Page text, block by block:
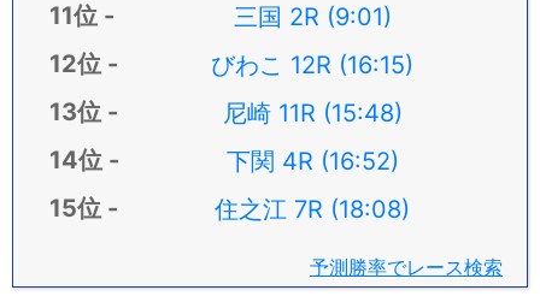
三国 2R (9:01)
びわこ 12R (16:15)
尼崎 11R (15:48)
下関 4R (16:52)
住之江 7R (18:08)
予測勝率でレース検索